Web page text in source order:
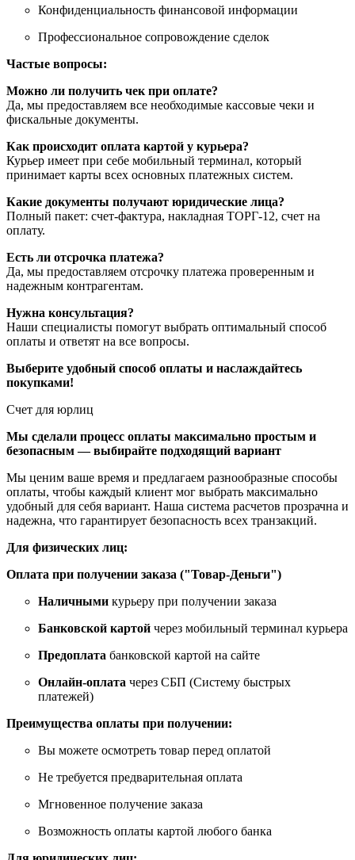
Конфиденциальность финансовой информации
Профессиональное сопровождение сделок
Частые вопросы:
Можно ли получить чек при оплате?
Да, мы предоставляем все необходимые кассовые чеки и
фискальные документы.
Как происходит оплата картой у курьера?
Курьер имеет при себе мобильный терминал, который
принимает карты всех основных платежных систем.
Какие документы получают юридические лица?
Полный пакет: счет-фактура, накладная ТОРГ-12, счет на
оплату.
Есть ли отсрочка платежа?
Да, мы предоставляем отсрочку платежа проверенным и
надежным контрагентам.
Нужна консультация?
Наши специалисты помогут выбрать оптимальный способ
оплаты и ответят на все вопросы.
Выберите удобный способ оплаты и наслаждайтесь
покупками!
Счет для юрлиц
Мы сделали процесс оплаты максимально простым и
безопасным — выбирайте подходящий вариант
Мы ценим ваше время и предлагаем разнообразные способы
оплаты, чтобы каждый клиент мог выбрать максимально
удобный для себя вариант. Наша система расчетов прозрачна и
надежна, что гарантирует безопасность всех транзакций.
Для физических лиц:
Оплата при получении заказа ("Товар-Деньги")
Наличными курьеру при получении заказа
Банковской картой через мобильный терминал курьера
Предоплата банковской картой на сайте
Онлайн-оплата через СБП (Систему быстрых
платежей)
Преимущества оплаты при получении:
Вы можете осмотреть товар перед оплатой
Не требуется предварительная оплата
Мгновенное получение заказа
Возможность оплаты картой любого банка